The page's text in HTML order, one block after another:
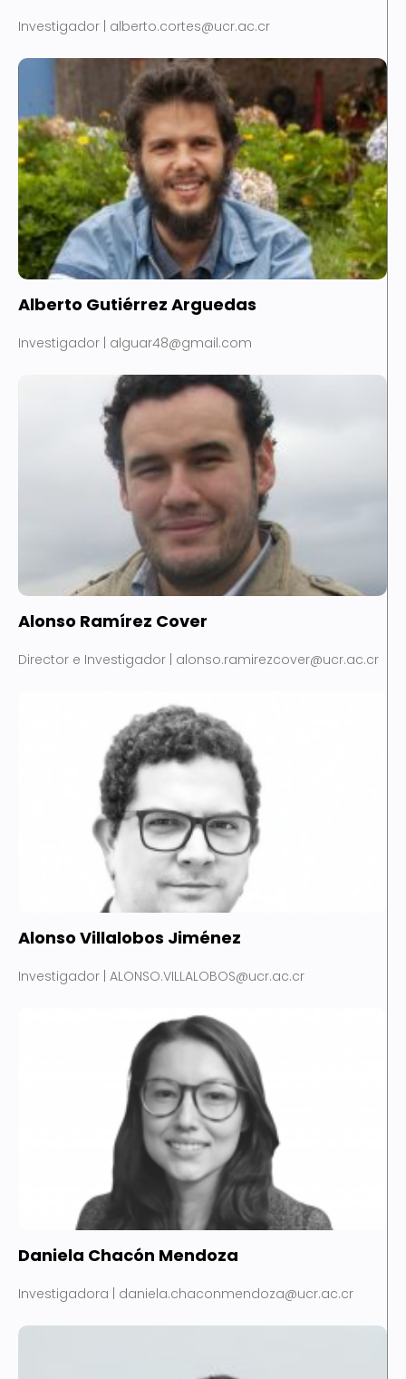
Investigador | alberto.cortes@ucr.ac.cr
Alberto Gutiérrez Arguedas
Investigador | alguar48@gmail.com
Alonso Ramírez Cover
Director e Investigador | alonso.ramirezcover@ucr.ac.cr
Alonso Villalobos Jiménez
Investigador | ALONSO.VILLALOBOS@ucr.ac.cr
Daniela Chacón Mendoza
Investigadora | daniela.chaconmendoza@ucr.ac.cr